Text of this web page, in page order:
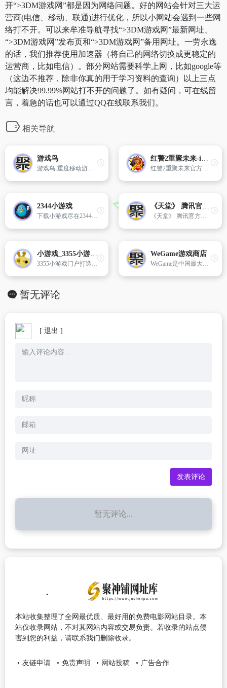
开“>3DM游戏网”都是因为网络问题。好的网站会针对三大运
营商(电信、移动、联通)进行优化，所以小网站会遇到一些网
络打不开。可以来牟准导航寻找“>3DM游戏网”最新网址、
“>3DM游戏网”发布页和“>3DM游戏网”备用网址。一劳永逸
的话，我们推荐使用加速器（将自己的网络切换成更稳定的
运营商，比如电信）。部分网站需要科学上网，比如google等
（这边不推荐，除非你真的用于学习资料的查询）以上三点
均能解决99.99%网站打不开的问题了。如有疑问，可在线留
言，着急的话也可以通过QQ在线联系我们。
相关导航
游戏鸟
游戏鸟-重度移动游戏垂直门户提供最新最好玩的手机游戏免费下载、手机网游攻略评测、手机单机游戏排行、手游放号礼包、玩家公会、玩家论坛等全方位的服务,是中国最专业的重度手机游戏免费下载门户.
红警2重聚未来-index
红警2重聚未来官方网站，一个非官方版本红警2平台，支持尤里复仇，原版，共辉，第三帝国
2344小游戏
下载小游戏尽在2344小游戏
《天堂》 腾讯官方网站
《天堂》 腾讯官方网站
小游戏_3355小游戏_小游戏大全_双人小游戏大全_好玩刺激过瘾
3355小游戏门户打造全网绿色、安全、免费的在线小游戏平台,内置单人、双人小游戏大全,好玩！刺激！过瘾！小伙伴们,还不赶快来体验。
WeGame游戏商店
WeGame是中国最大的PC游戏平台。我们致力于给玩家带来更多高品质游戏和更好游玩体验，为开发者和运营商提供全生命周期的游戏发行和运营服务。一起玩，才更好玩。
暂无评论
[ 退出 ]
暂无评论...
本站收集整理了全网最优质、最好用的免费电影网站目录。本
站仅收录网站，不对其网站内容或交易负责。若收录的站点侵
害到您的利益，请联系我们删除收录。
友链申请 免责声明 网站投稿 广告合作